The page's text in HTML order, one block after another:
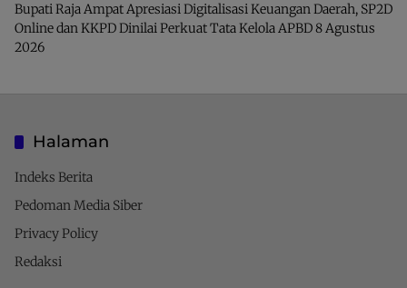
Bupati Raja Ampat Apresiasi Digitalisasi Keuangan Daerah, SP2D
Online dan KKPD Dinilai Perkuat Tata Kelola APBD8 Agustus
2026
Halaman
Indeks Berita
Pedoman Media Siber
Privacy Policy
Redaksi